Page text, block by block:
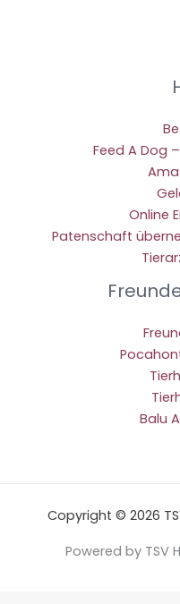
Feed A Dog
Online
Patenschaft
Balu
Copyright © 2026
Powered by TSV